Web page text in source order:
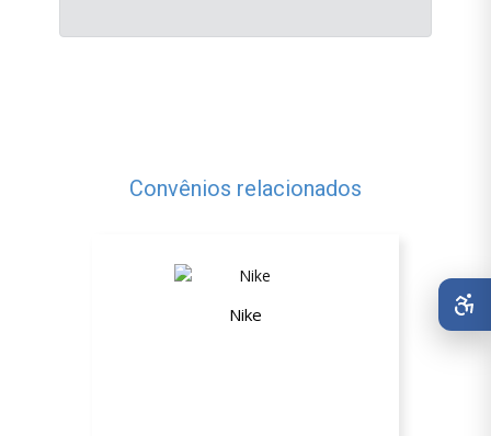
Convênios relacionados
Nike